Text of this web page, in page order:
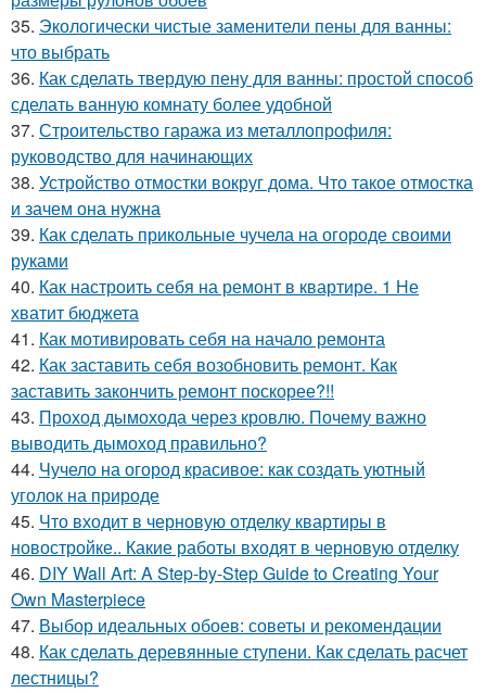
35. Экологически чистые заменители пены для ванны:
что выбрать
36. Как сделать твердую пену для ванны: простой способ
сделать ванную комнату более удобной
37. Строительство гаража из металлопрофиля:
руководство для начинающих
38. Устройство отмостки вокруг дома. Что такое отмостка
и зачем она нужна
39. Как сделать прикольные чучела на огороде своими
руками
40. Как настроить себя на ремонт в квартире. 1 Не
хватит бюджета
41. Как мотивировать себя на начало ремонта
42. Как заставить себя возобновить ремонт. Как
заставить закончить ремонт поскорее?!!
43. Проход дымохода через кровлю. Почему важно
выводить дымоход правильно?
44. Чучело на огород красивое: как создать уютный
уголок на природе
45. Что входит в черновую отделку квартиры в
новостройке.. Какие работы входят в черновую отделку
46. DIY Wall Art: A Step-by-Step Guide to Creating Your
Own Masterpiece
47. Выбор идеальных обоев: советы и рекомендации
48. Как сделать деревянные ступени. Как сделать расчет
лестницы?